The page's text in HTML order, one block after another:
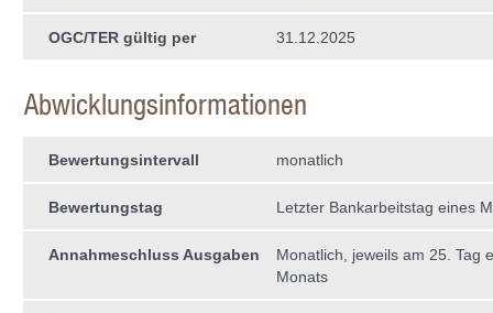
OGC/TER gültig per 31.12.2025
Abwicklungsinformationen
Bewertungsintervall monatlich
Bewertungstag Letzter Bankarbeitstag eines
Annahmeschluss Ausgaben
Monatlich, jeweils am 25. Tag
Monats